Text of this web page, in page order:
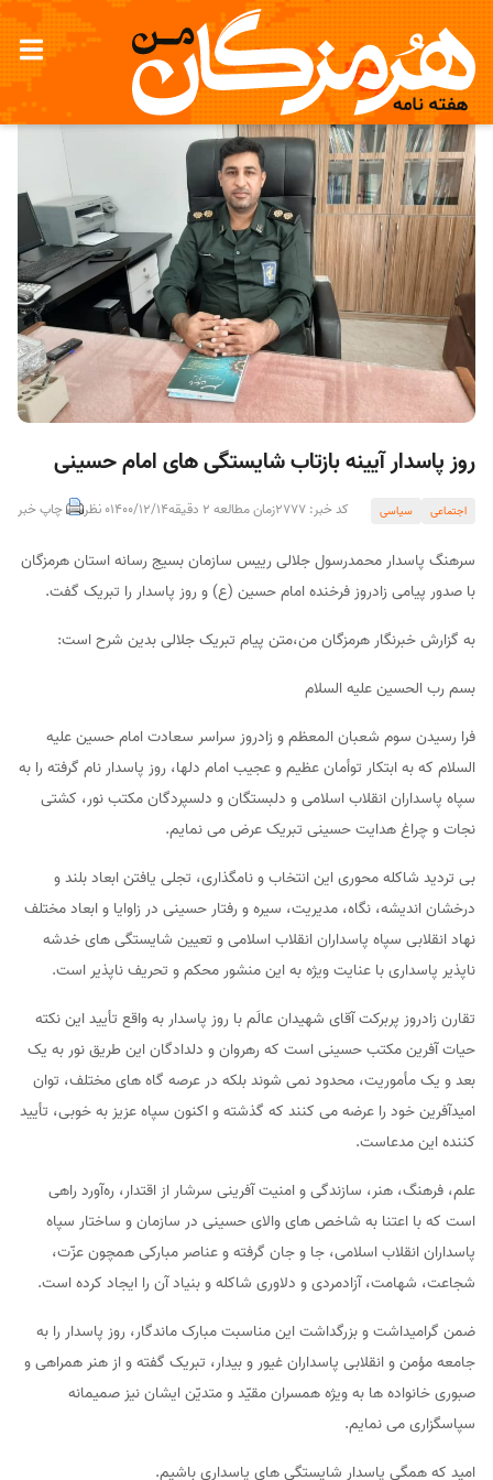
روز پاسدار آیینه بازتاب شایستگی های امام حسینی
اجتماعی سیاسی کد خبر: 2777 زمان مطالعه 2 دقیقه 1400/12/140 نظر چاپ خبر
سرهنگ پاسدار محمدرسول جلالی رییس سازمان بسیج رسانه استان هرمزگان
با صدور پیامی زادروز فرخنده امام حسین (ع) و روز پاسدار را تبریک گفت.
به گزارش خبرنگار هرمزگان من،متن پیام تبریک جلالی بدین شرح است:
بسم رب الحسین علیه السلام
فرا رسیدن سوم شعبان المعظم و زادروز سراسر سعادت امام حسین علیه
السلام که به ابتکار توأمان عظیم و عجیب امام دلها، روز پاسدار نام گرفته را به
سپاه پاسداران انقلاب اسلامی و دلبستگان و دلسپردگان مکتب نور، کشتی
نجات و چراغ هدایت حسینی تبریک عرض می نمایم.
بی تردید شاکله محوری این انتخاب و نامگذاری، تجلی یافتن ابعاد بلند و
درخشان اندیشه، نگاه، مدیریت، سیره و رفتار حسینی در زاوایا و ابعاد مختلف
نهاد انقلابی سپاه پاسداران انقلاب اسلامی و تعیین شایستگی های خدشه
ناپذیر پاسداری با عنایت ویژه به این منشور محکم و تحریف ناپذیر است.
تقارن زادروز پربرکت آقای شهیدان عالَم با روز پاسدار به واقع تأیید این نکته
حیات آفرین مکتب حسینی است که رهروان و دلدادگان این طریق نور به یک
بعد و یک مأموریت، محدود نمی شوند بلکه در عرصه گاه های مختلف، توان
امیدآفرین خود را عرضه می کنند که گذشته و اکنون سپاه عزیز به خوبی، تأیید
کننده این مدعاست.
علم، فرهنگ، هنر، سازندگی و امنیت آفرینی سرشار از اقتدار، ره‌آورد راهی
است که با اعتنا به شاخص های والای حسینی در سازمان و ساختار سپاه
پاسداران انقلاب اسلامی، جا و جان گرفته و عناصر مبارکی همچون عزّت،
شجاعت، شهامت، آزادمردی و دلاوری شاکله و بنیاد آن را ایجاد کرده است.
ضمن گرامیداشت و بزرگداشت این مناسبت مبارک ماندگار، روز پاسدار را به
جامعه مؤمن و انقلابی پاسداران غیور و بیدار، تبریک گفته و از هنر همراهی و
صبوری خانواده ها به ویژه همسران مقیّد و متدیّن ایشان نیز صمیمانه
سپاسگزاری می نمایم.
امید که همگی پاسدار شایستگی های پاسداری باشیم.